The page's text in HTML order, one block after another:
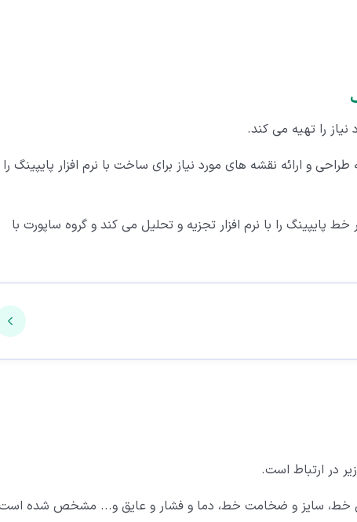
نیاز را تهیه می کند.
و ارائه نقشه های مورد نیاز برای ساخت با نرم افزار پایپینگ را
را با نرم افزار تجزیه و تحلیل می کند و گروه ساپورت با
در ارتباط است.
سایز و ضخامت خط، دما و فشار و عایق و... مشخص شده